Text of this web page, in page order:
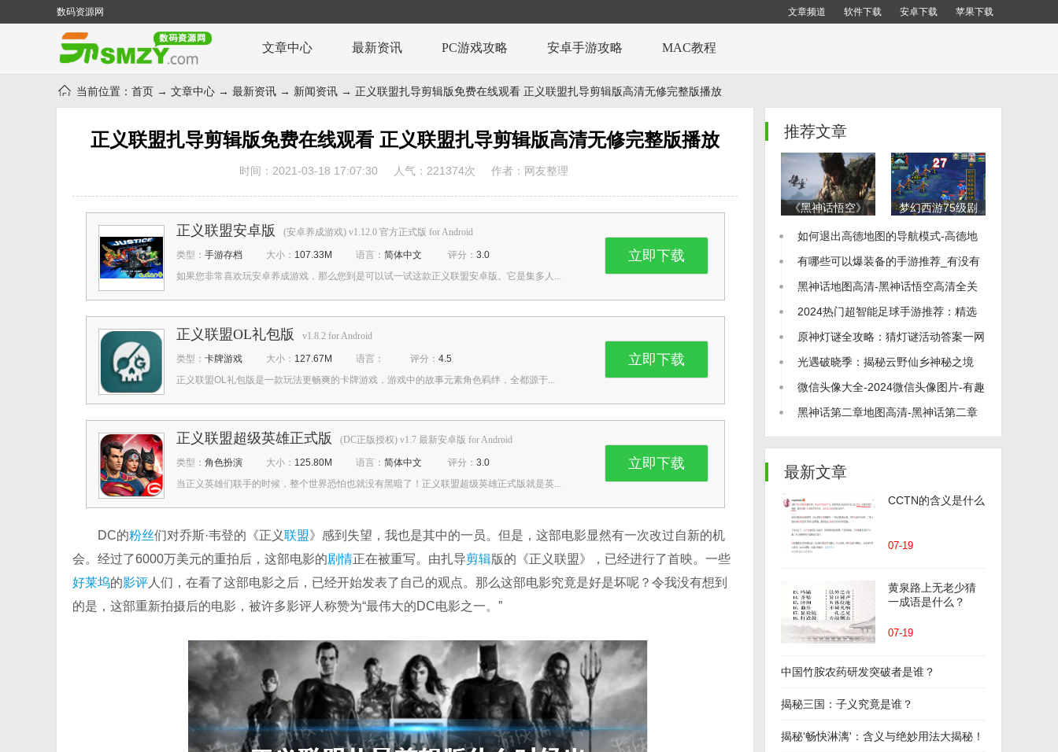
数码资源网 文章频道 软件下载 安卓下载 苹果下载
文章中心 最新资讯 PC游戏攻略 安卓手游攻略 MAC教程
当前位置： 首页 → 文章中心 → 最新资讯 → 新闻资讯 → 正义联盟扎导剪辑版免费在线观看 正义联盟扎导剪辑版高清无修完整版播放
正义联盟扎导剪辑版免费在线观看 正义联盟扎导剪辑版高清无修完整版播放
时间：2021-03-18 17:07:30 人气： 221374次 作者：网友整理
正义联盟安卓版 (安卓养成游戏) v1.12.0 官方正式版 for Android
类型： 手游存档 大小： 107.33M 语言： 简体中文 评分： 3.0
如果您非常喜欢玩安卓养成游戏，那么您到是可以试一试这款正义联盟安卓版。它是集多人...
立即下载
正义联盟OL礼包版 v1.8.2 for Android
类型： 卡牌游戏 大小： 127.67M 语言： 评分： 4.5
正义联盟OL礼包版是一款玩法更畅爽的卡牌游戏，游戏中的故事元素角色羁绊，全都源于...
立即下载
正义联盟超级英雄正式版 (DC正版授权) v1.7 最新安卓版 for Android
类型： 角色扮演 大小： 125.80M 语言： 简体中文 评分： 3.0
当正义英雄们联手的时候，整个世界恐怕也就没有黑暗了！正义联盟超级英雄正式版就是英...
立即下载
DC的粉丝们对乔斯·韦登的《正义联盟》感到失望，我也是其中的一员。但是，这部电影显然有一次改过自新的机
会。经过了6000万美元的重拍后，这部电影的剧情正在被重写。由扎导剪辑版的《正义联盟》，已经进行了首映。一些
好莱坞的影评 人们，在看了这部电影之后，已经开始发表了自己的观点。那么这部电影究竟是好是坏呢？令我没有想到
的是，这部重新拍摄后的电影，被许多影评人称赞为“最伟大的DC电影之一。”
推荐文章
《黑神话悟空》
全地图一览及收
集品位置指南
梦幻西游75级剧
流程详细攻略
如何退出高德地图的导航模式-高德地
图怎么退出导航
有哪些可以爆装备的手游推荐_有没有
可以爆装备的手游
黑神话地图高清-黑神话悟空高清全关
卡地图图片
2024热门超智能足球手游推荐：精选
足球游戏大全
原神灯谜全攻略：猜灯谜活动答案一网
打尽！
光遇破晓季：揭秘云野仙乡神秘之境
微信头像大全-2024微信头像图片-有趣
的微信头像
黑神话第二章地图高清-黑神话第二章
地图介绍
最新文章
CCTN的含义是什么
07-19
黄泉路上无老少猜
一成语是什么？
07-19
中国竹胺农药研发突破者是谁？
揭秘三国：子义究竟是谁？
揭秘'畅快淋漓'：含义与绝妙用法大揭秘！